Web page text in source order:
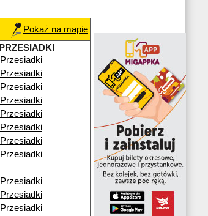
Pokaż na mapie
PRZESIADKI
Przesiadki
Przesiadki
Przesiadki
Przesiadki
Przesiadki
Przesiadki
Przesiadki
Przesiadki
Przesiadki
Przesiadki
Przesiadki